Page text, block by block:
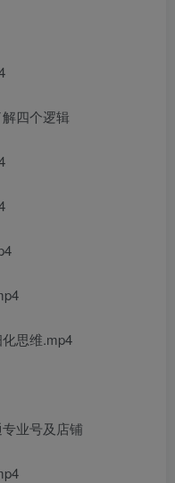
四个逻辑
思维.mp4
业号及店铺